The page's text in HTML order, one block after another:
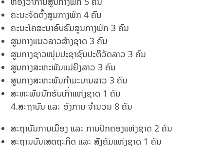
ຄະນະຈັດຕັ້ງສູນກາງພັກ 4 ຄົນ
ຄະນະໂຄສະນາອົບຮົມສູນກາງພັກ 3 ຄົນ
ສູນກາງແນວລາວສ້າງຊາດ 3 ຄົນ
ສູນກາງຊາວໜຸ່ມປະຊາຊົນປະຕິວັດລາວ 3 ຄົນ
ສູນກາງສະຫະພັນແມ່ຍິງລາວ 3 ຄົນ
ສູນກາງສະຫະພັນກຳມະບານລາວ 3 ຄົນ
ສະຫະພັນນັກຮົບເກົ່າແຫ່ງຊາດ 1 ຄົນ
4.ສະຖາບັນ ແລະ ອົງການ ຈຳນວນ 8 ຄົນ
ສະຖາບັນການເມືອງ ແລະ ການປົກຄອງແຫ່ງຊາດ 2 ຄົນ
ສະຖານບັນເສດຖະກິດ ແລະ ສັງຄົມແຫ່ງຊາດ 1 ຄົນ